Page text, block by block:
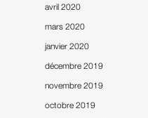
avril 2020
mars 2020
janvier 2020
décembre 2019
novembre 2019
octobre 2019